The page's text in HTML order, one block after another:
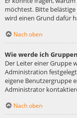
möchtest. Bitte
wird einen Grund dafür
Nach oben
Wie werde ich
Der Leiter einer Gruppe
Administration
eigene Benutzergruppe
Administrator
Nach oben